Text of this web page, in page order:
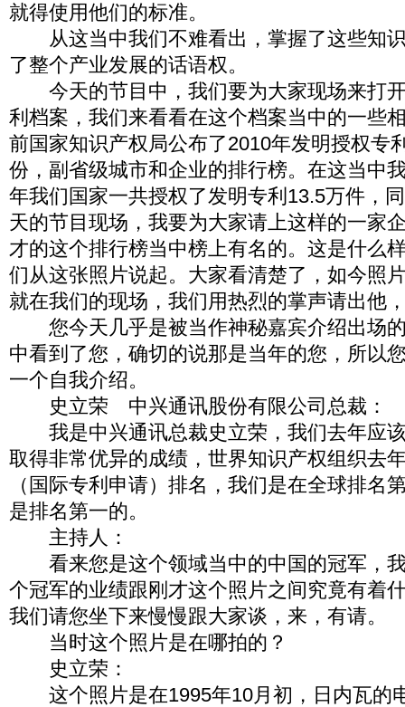
就得使用他们的标准。
从这当中我们不难看出，掌握了这些知
了整个产业发展的话语权。
今天的节目中，我们要为大家现场来打
利档案，我们来看看在这个档案当中的一些
前国家知识产权局公布了2010年发明授权专
份，副省级城市和企业的排行榜。在这当中
年我们国家一共授权了发明专利13.5万件，
天的节目现场，我要为大家请上这样的一家
才的这个排行榜当中榜上有名的。这是什么
们从这张照片说起。大家看清楚了，如今照
就在我们的现场，我们用热烈的掌声请出他
您今天几乎是被当作神秘嘉宾介绍出场
中看到了您，确切的说那是当年的您，所以
一个自我介绍。
史立荣 中兴通讯股份有限公司总
我是中兴通讯总裁史立荣，我们去年应
取得非常优异的成绩，世界知识产权组织去
（国际专利申请）排名，我们是在全球排名
是排名第一的。
主持人：
看来您是这个领域当中的中国的冠军，
个冠军的业绩跟刚才这个照片之间究竟有着
我们请您坐下来慢慢跟大家谈，来，有请。
当时这个照片是在哪拍的？
史立荣：
这个照片是在1995年10月初，日内瓦的